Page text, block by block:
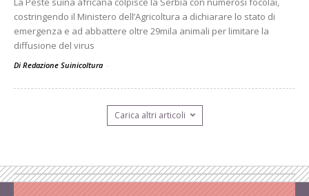
costringendo il Ministero dell’Agricoltura a dichiarare lo stato di
emergenza e ad abbattere oltre 29mila animali per limitare la
diffusione del virus
Di Redazione Suinicoltura -
Carica altri articoli